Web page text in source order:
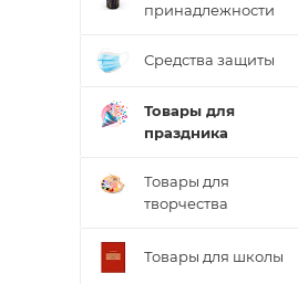
принадлежности
Средства защиты
Товары для
праздника
Товары для
творчества
Товары для школы